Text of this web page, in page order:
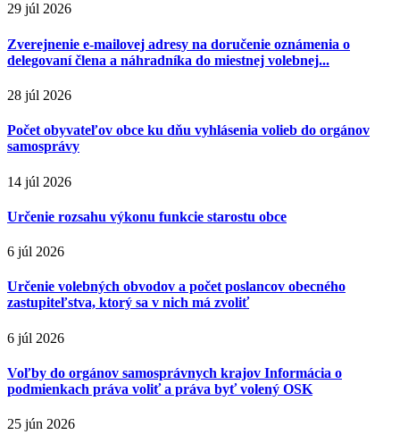
29 júl 2026
Zverejnenie e-mailovej adresy na doručenie oznámenia o
delegovaní člena a náhradníka do miestnej volebnej...
28 júl 2026
Počet obyvateľov obce ku dňu vyhlásenia volieb do orgánov
samosprávy
14 júl 2026
Určenie rozsahu výkonu funkcie starostu obce
6 júl 2026
Určenie volebných obvodov a počet poslancov obecného
zastupiteľstva, ktorý sa v nich má zvoliť
6 júl 2026
Voľby do orgánov samosprávnych krajov Informácia o
podmienkach práva voliť a práva byť volený OSK
25 jún 2026